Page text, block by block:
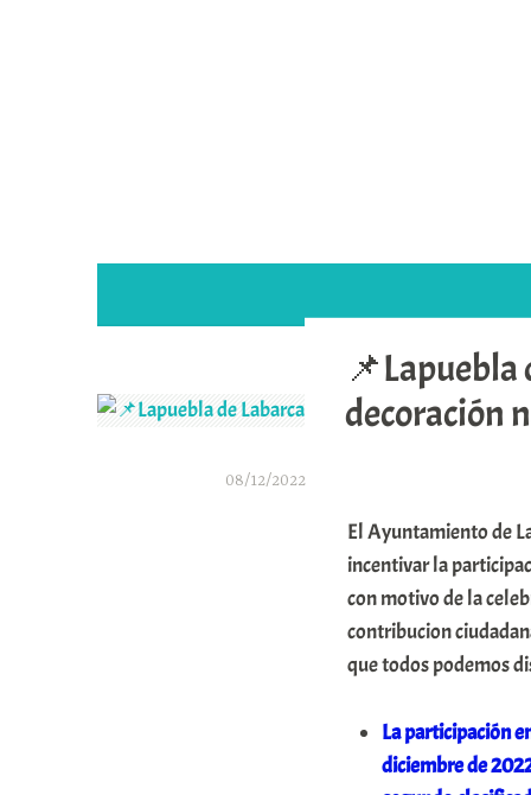
📌Lapuebla
decoración
08/12/2022
El Ayuntamiento de
incentivar la
con motivo de la
contribucion
que todos podemos
La participación
diciembre de